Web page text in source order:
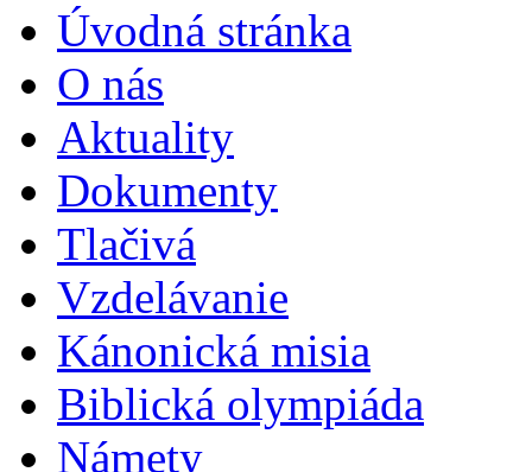
Úvodná stránka
O nás
Aktuality
Dokumenty
Tlačivá
Vzdelávanie
Kánonická misia
Biblická olympiáda
Námety